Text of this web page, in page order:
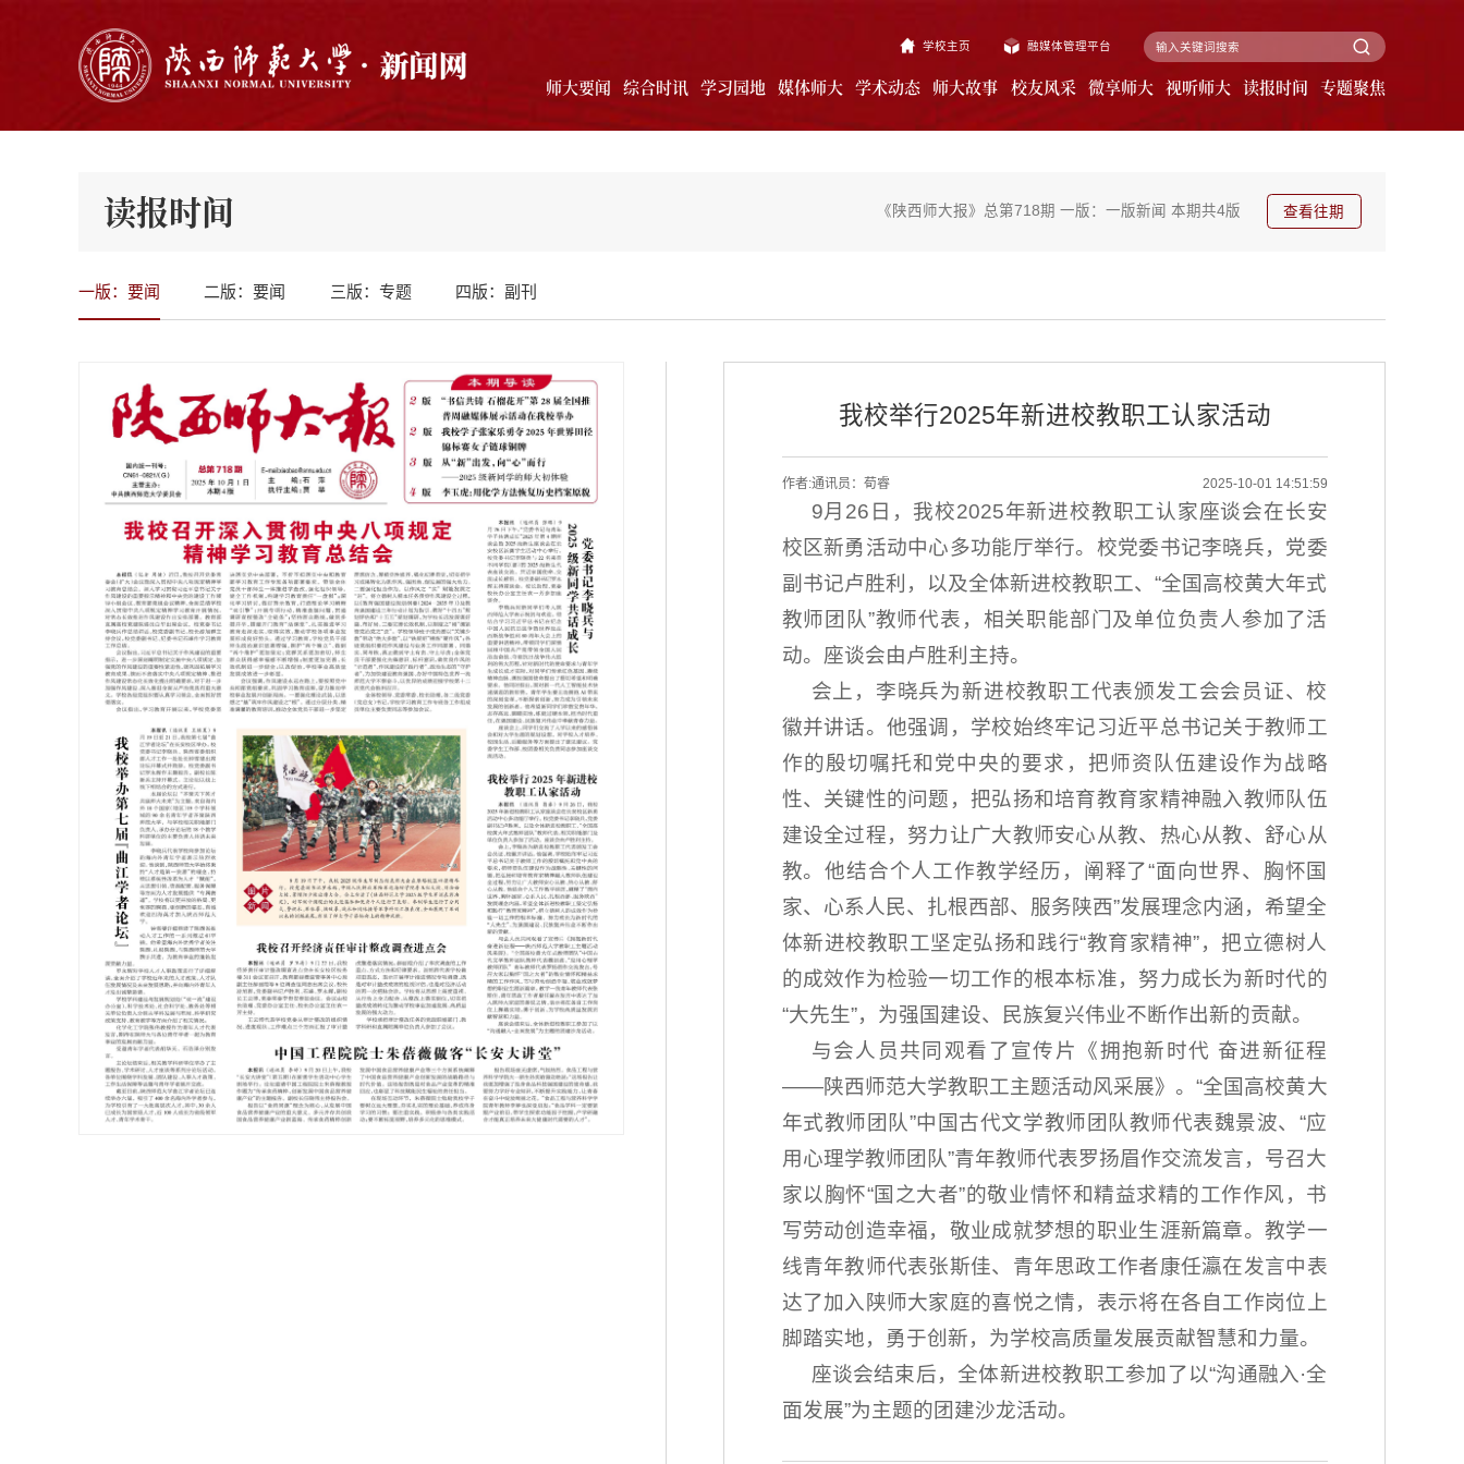
学校主页 融媒体管理平台
师大要闻 综合时讯 学习园地 媒体师大 学术动态 师大故事 校友风采 微享师大 视听师大 读报时间 专题聚焦
读报时间 《陕西师大报》总第718期 一版：一版新闻 本期共4版 查看往期
一版：要闻 二版：要闻 三版：专题 四版：副刊
我校举行2025年新进校教职工认家活动
作者:通讯员：荀睿 2025-10-01 14:51:59
9月26日，我校2025年新进校教职工认家座谈会在长安
校区新勇活动中心多功能厅举行。校党委书记李晓兵，党委
副书记卢胜利，以及全体新进校教职工、“全国高校黄大年式
教师团队”教师代表，相关职能部门及单位负责人参加了活
动。座谈会由卢胜利主持。
会上，李晓兵为新进校教职工代表颁发工会会员证、校
徽并讲话。他强调，学校始终牢记习近平总书记关于教师工
作的殷切嘱托和党中央的要求，把师资队伍建设作为战略
性、关键性的问题，把弘扬和培育教育家精神融入教师队伍
建设全过程，努力让广大教师安心从教、热心从教、舒心从
教。他结合个人工作教学经历，阐释了“面向世界、胸怀国
家、心系人民、扎根西部、服务陕西”发展理念内涵，希望全
体新进校教职工坚定弘扬和践行“教育家精神”，把立德树人
的成效作为检验一切工作的根本标准，努力成长为新时代的
“大先生”，为强国建设、民族复兴伟业不断作出新的贡献。
与会人员共同观看了宣传片《拥抱新时代 奋进新征程
——陕西师范大学教职工主题活动风采展》。“全国高校黄大
年式教师团队”中国古代文学教师团队教师代表魏景波、“应
用心理学教师团队”青年教师代表罗扬眉作交流发言，号召大
家以胸怀“国之大者”的敬业情怀和精益求精的工作作风，书
写劳动创造幸福，敬业成就梦想的职业生涯新篇章。教学一
线青年教师代表张斯佳、青年思政工作者康任瀛在发言中表
达了加入陕师大家庭的喜悦之情，表示将在各自工作岗位上
脚踏实地，勇于创新，为学校高质量发展贡献智慧和力量。
座谈会结束后，全体新进校教职工参加了以“沟通融入·全
面发展”为主题的团建沙龙活动。